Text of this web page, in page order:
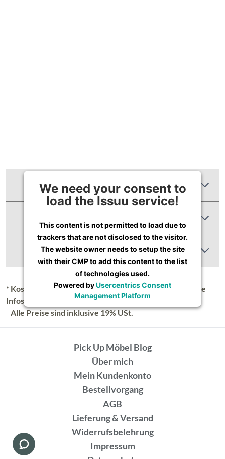
We need your consent to
load the Issuu service!
This content is not permitted to load due to
trackers that are not disclosed to the visitor.
The website owner needs to setup the site
with their CMP to add this content to the list
of technologies used.
Powered byUsercentrics Consent
Management Platform
Zusätzliche Informationen
Abbildung Ähnlich
* Kostenloser Versand in Deutschland (Festland), nähere
Infos unter
Lieferung & Versand.
Alle Preise sind inklusive 19% USt.
Pick Up Möbel Blog
Über mich
Mein Kundenkonto
Bestellvorgang
AGB
Lieferung & Versand
Widerrufsbelehrung
Impressum